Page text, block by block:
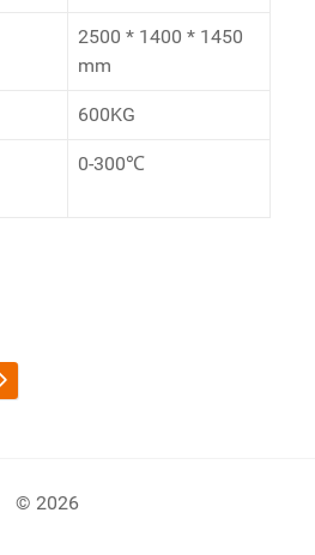
2500 * 1400 * 1450
mm
600KG
0-300℃
penyimpanan Silo
Tembakau kondisi & Casing silinder
© 2026